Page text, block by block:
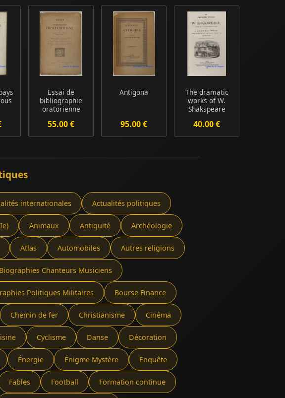
Essai de
bibliographie
oratorienne
fascicule
55.00 €
Antigona
95.00 €
The dramatic
works of W.
Shakspeare
40.00 €
internationales Actualités politiques
Animaux Antiquité Archéologie
Atlas Automobiles Autres religions
Biographies Chanteurs Musiciens
Politiques Militaires Bourse Finance
Chemin de fer Christianisme Cinéma
Cyclisme Danse Décoration
Énergie Énigme Mystère Enquête
Fables Football Formation continue